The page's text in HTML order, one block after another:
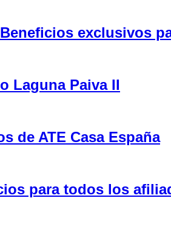
exclusivos
Laguna Paiva II
de ATE Casa España
para todos los